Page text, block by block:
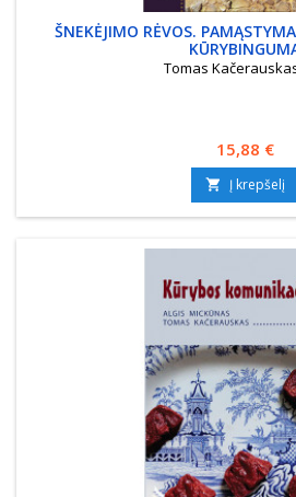
ŠNEKĖJIMO RĖVOS.
Tomas
Kaina
15,88 €
 Į krepšelį